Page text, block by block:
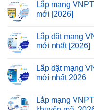
Lắp mạng
mới [2026]
Lắp đặt mạng
mới nhất [2026]
Lắp đặt mạng
mới nhất 2026
Lắp mạng